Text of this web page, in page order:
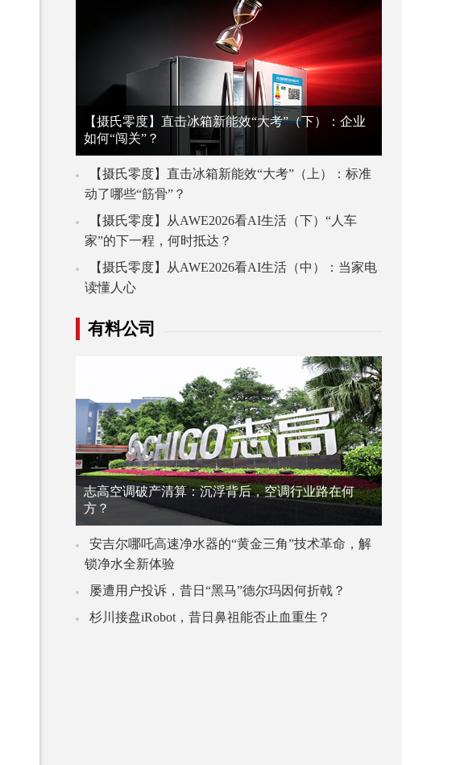
【摄氏零度】直击冰箱新能效“大考”（下）：企业
如何“闯关”？
【摄氏零度】直击冰箱新能效“大考”（上）：标准
动了哪些“筋骨”？
【摄氏零度】从AWE2026看AI生活（下）“人车
家”的下一程，何时抵达？
【摄氏零度】从AWE2026看AI生活（中）：当家电
读懂人心
有料公司
志高空调破产清算：沉浮背后，空调行业路在何
方？
安吉尔哪吒高速净水器的“黄金三角”技术革命，解
锁净水全新体验
屡遭用户投诉，昔日“黑马”德尔玛因何折戟？
杉川接盘iRobot，昔日鼻祖能否止血重生？